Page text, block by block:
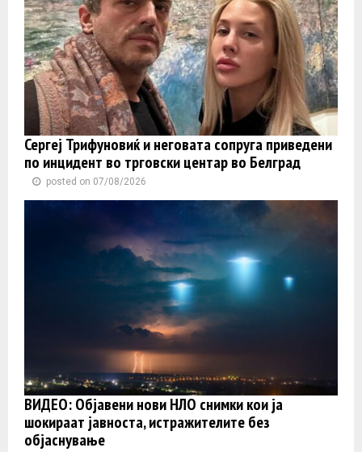
Сергеј Трифуновиќ и неговата сопруга приведени
по инцидент во трговски центар во Белград
posted on 07/08/2026
ВИДЕО: Објавени нови НЛО снимки кои ја
шокираат јавноста, истражителите без
објаснување